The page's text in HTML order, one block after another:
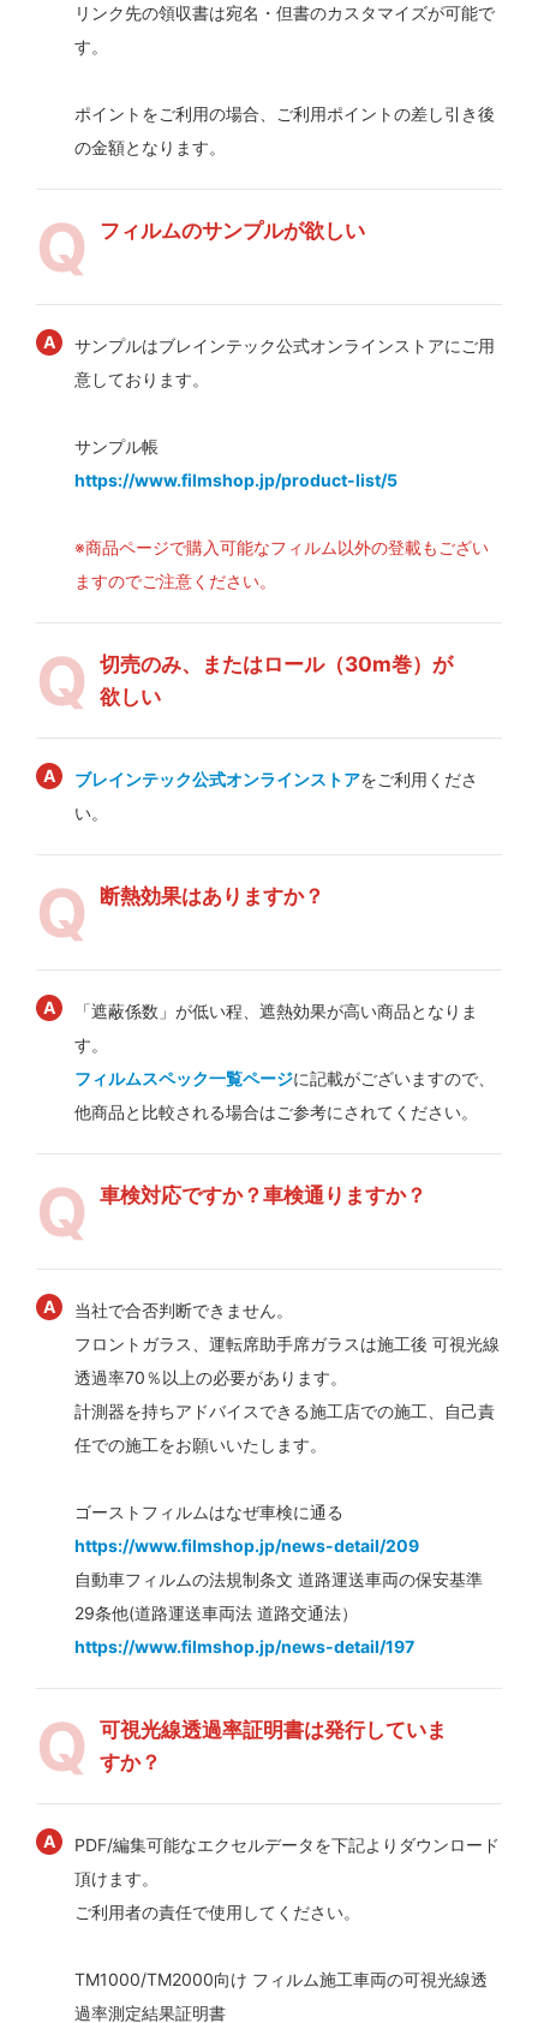
リンク先の領収書は宛名・但書のカスタマイズが可能で
す。
ポイントをご利用の場合、ご利用ポイントの差し引き後
の金額となります。
フィルムのサンプルが欲しい
サンプルはブレインテック公式オンラインストアにご用
意しております。
サンプル帳
https://www.filmshop.jp/product-list/5
※商品ページで購入可能なフィルム以外の登載もござい
ますのでご注意ください。
切売のみ、またはロール（30m巻）が
欲しい
ブレインテック公式オンラインストアをご利用くださ
い。
断熱効果はありますか？
「遮蔽係数」が低い程、遮熱効果が高い商品となりま
す。
フィルムスペック一覧ページに記載がございますので、
他商品と比較される場合はご参考にされてください。
車検対応ですか？車検通りますか？
当社で合否判断できません。
フロントガラス、運転席助手席ガラスは施工後 可視光線
透過率70％以上の必要があります。
計測器を持ちアドバイスできる施工店での施工、自己責
任での施工をお願いいたします。
ゴーストフィルムはなぜ車検に通る
https://www.filmshop.jp/news-detail/209
自動車フィルムの法規制条文 道路運送車両の保安基準
29条他(道路運送車両法 道路交通法）
https://www.filmshop.jp/news-detail/197
可視光線透過率証明書は発行していま
すか？
PDF/編集可能なエクセルデータを下記よりダウンロード
頂けます。
ご利用者の責任で使用してください。
TM1000/TM2000向け フィルム施工車両の可視光線透
過率測定結果証明書